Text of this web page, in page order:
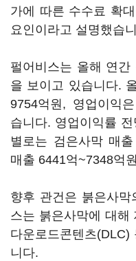
가에 따른 수수료 확
요인이라고 설명했습
펄어비스는 올해 연
을 보이고 있습니다.
9754억원, 영업이익
습니다. 영업이익률
별로는 검은사막 매
매출 6441억~7348억
향후 관건은 붉은사막
스는 붉은사막에 대해
다운로드콘텐츠(DLC)
니다.